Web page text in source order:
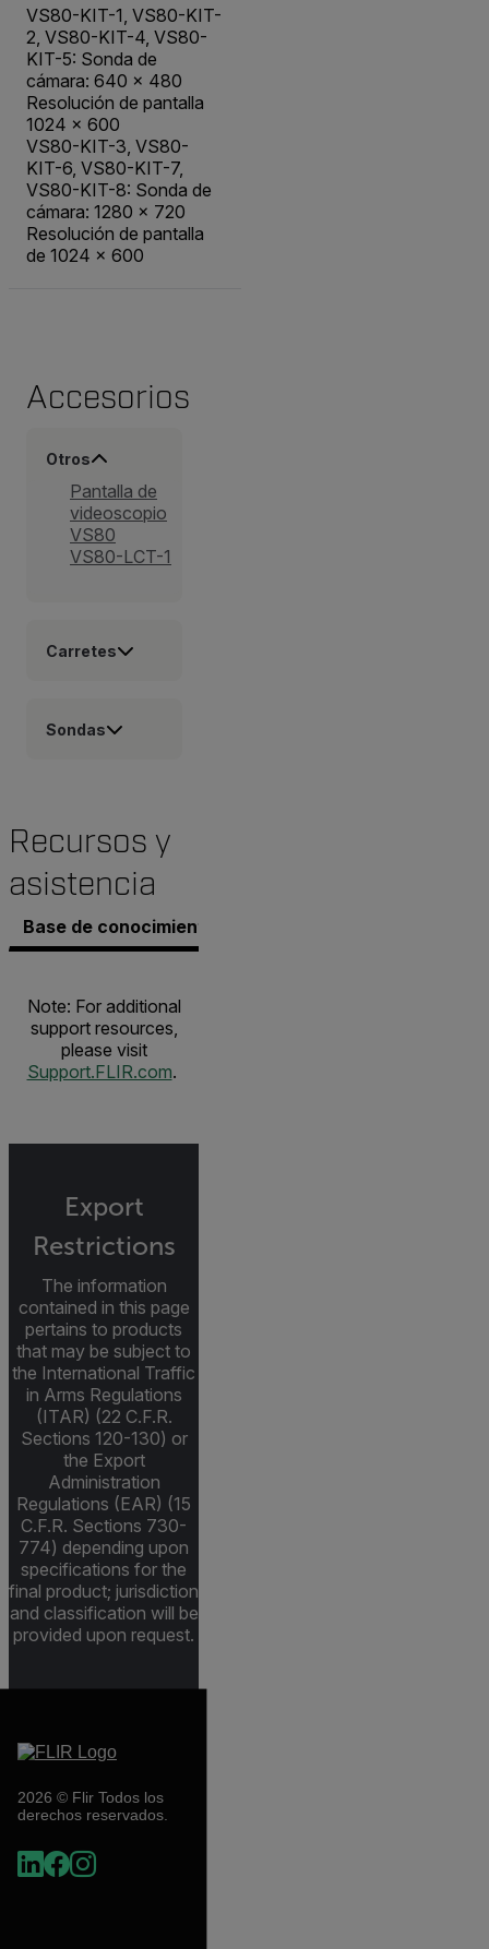
VS80-KIT-1, VS80-KIT-
2, VS80-KIT-4, VS80-
KIT-5: Sonda de
cámara: 640 × 480
Resolución de pantalla
1024 × 600
VS80-KIT-3, VS80-
KIT-6, VS80-KIT-7,
VS80-KIT-8: Sonda de
cámara: 1280 × 720
Resolución de pantalla
de 1024 × 600
Accesorios
Otros
Pantalla de
videoscopio
VS80
VS80-LCT-1
Carretes
Sondas
Recursos y
asistencia
Base de conocimientos
Note: For additional
support resources,
please visit
Support.FLIR.com.
Export
Restrictions
The information
contained in this page
pertains to products
that may be subject to
the International Traffic
in Arms Regulations
(ITAR) (22 C.F.R.
Sections 120-130) or
the Export
Administration
Regulations (EAR) (15
C.F.R. Sections 730-
774) depending upon
specifications for the
final product; jurisdiction
and classification will be
provided upon request.
2026 © Flir Todos los
derechos reservados.